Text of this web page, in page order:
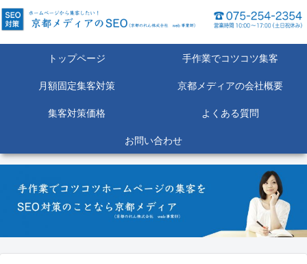
トップページ
手作業でコツコツ集客
月額固定集客対策
京都メディアの会社概要
集客対策価格
よくある質問
お問い合わせ